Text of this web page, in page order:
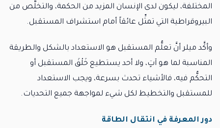
المختلفة، ليكون لدى الإنسان المزيد من الحكمة، والتخلُّص من
البيروقراطية التي تمثِّل عائقاً أمام استشراف المستقبل.
وأكَّد ميلر أنَّ تعلُّم المستقبل هو الاستعداد بالشكل والطريقة
المناسبة لما هو آتٍ، ولا أحد يستطيع خَلْقَ المستقبل أو
التحكُّم فيه، فالأشياء تحدث بسرعة، ويجب الاستعداد
للمستقبل والتخطيط لكل شيء لمواجهة جميع التحديات.
دور المعرفة في انتقال الطاقة